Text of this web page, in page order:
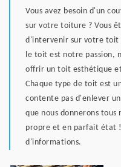
Vous avez besoin d'un
sur votre toiture ? Vous
d'intervenir sur votre toit
le toit est notre passion,
offrir un toit esthétique et
Chaque type de toit est
contente pas d'enlever
que nous donnerons
propre et en parfait état
d'informations.